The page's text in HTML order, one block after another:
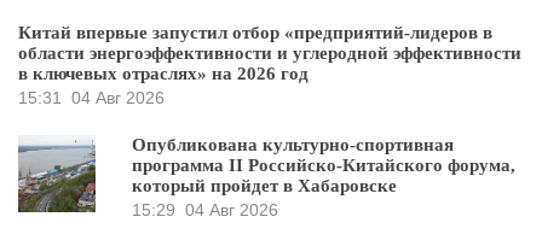
Китай впервые запустил отбор «предприятий-лидеров в
области энергоэффективности и углеродной эффективности
в ключевых отраслях» на 2026 год
15:31 04 Авг 2026
Опубликована культурно-спортивная
программа II Российско-Китайского форума,
который пройдет в Хабаровске
15:29 04 Авг 2026